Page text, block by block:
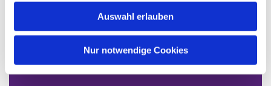
Auswahl erlauben
Nur notwendige Cookies